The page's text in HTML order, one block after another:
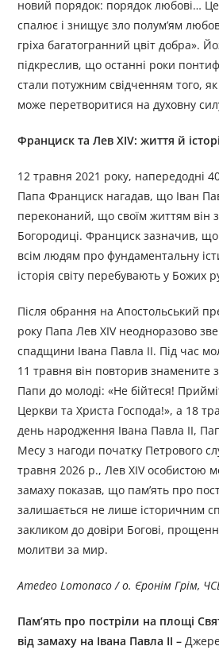
новий порядок: порядок любові…
спалює і знищує зло полум’ям
гріха багатогранний цвіт добра».
підкреслив, що останні роки
стали потужним свідченням того,
може перетворитися на духовну
Франциск та Лев XIV: життя й
12 травня 2021 року, напередодні
Папа Франциск нагадав, що Іван
переконаний, що своїм життям він
Богородиці. Франциск зазначив, що
всім людям про фундаментальну
історія світу перебувають у Божих
Після обрання на Апостольський
року Папа Лев XIV неодноразово
спадщини Івана Павла II. Під час
11 травня він повторив знамените
Папи до молоді: «Не бійтеся!
Церкви та Христа Господа!», а 18
день народження Івана Павла II,
Месу з нагоди початку Петрового
травня 2026 р., Лев XIV особистою
замаху показав, що пам’ять про
залишається не лише історичним
закликом до довіри Богові,
молитви за мир.
Amedeo Lomonaco / о. Єронім Грім,
Пам’ять про постріли на площі
від замаху на Івана Павла ІІ –